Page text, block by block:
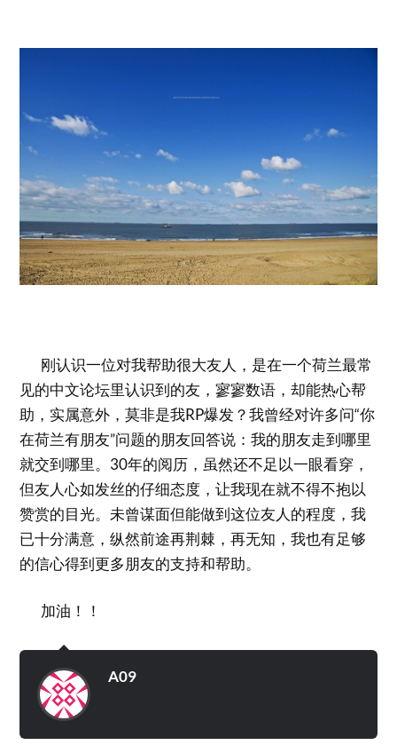
刚认识一位对我帮助很大友人，是在一个荷兰最常
见的中文论坛里认识到的友，寥寥数语，却能热心帮
助，实属意外，莫非是我RP爆发？我曾经对许多问“你
在荷兰有朋友”问题的朋友回答说：我的朋友走到哪里
就交到哪里。30年的阅历，虽然还不足以一眼看穿，
但友人心如发丝的仔细态度，让我现在就不得不抱以
赞赏的目光。未曾谋面但能做到这位友人的程度，我
已十分满意，纵然前途再荆棘，再无知，我也有足够
的信心得到更多朋友的支持和帮助。
加油！！
A09